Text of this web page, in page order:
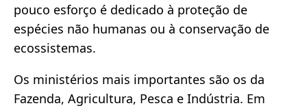
pouco esforço é dedicado à proteção de
espécies não humanas ou à conservação de
ecossistemas.
Os ministérios mais importantes são os da
Fazenda, Agricultura, Pesca e Indústria. Em